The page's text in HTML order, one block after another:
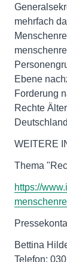
mehrfach
Ebene
Forderung
Rechte
WEITERE
Thema
https://
Bettina
Telefon: